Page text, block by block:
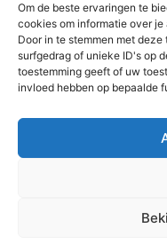
Om de beste ervaringen te
cookies om informatie over
Door in te stemmen met
surfgedrag of unieke ID's op
toestemming geeft of uw
invloed hebben op bepaalde
9781 AC Bedum
Stuur een E-mail